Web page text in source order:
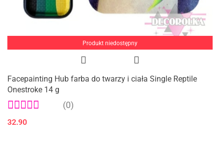
Produkt niedostępny
Facepainting Hub farba do twarzy i ciała Single Reptile
Onestroke 14 g
(0)
32.90